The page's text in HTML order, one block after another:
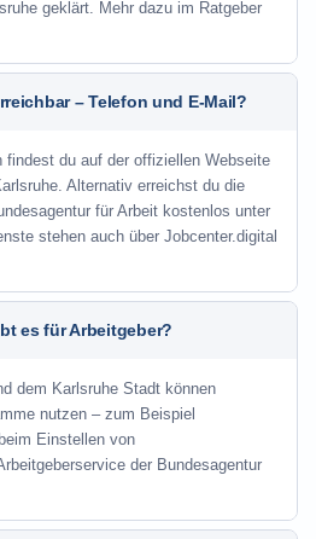
geklärt. Mehr dazu im Ratgeber
– Telefon und E-Mail?
findest du auf der offiziellen Webseite
Alternativ erreichst du die
für Arbeit kostenlos unter
stehen auch über Jobcenter.digital
es für Arbeitgeber?
dem Karlsruhe Stadt können
nutzen – zum Beispiel
Einstellen von
der Bundesagentur